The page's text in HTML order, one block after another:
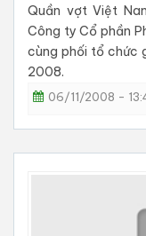
Quần vợt Việt
Công ty Cổ phần
cùng phối tổ chức
2008.
06/11/2008 -